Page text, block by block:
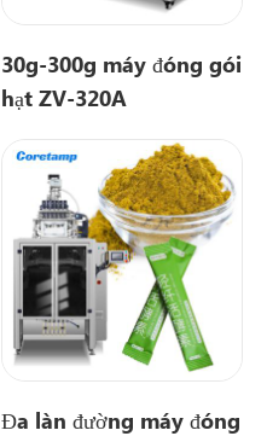
30g-300g máy đóng gói
hạt ZV-320A
Đa làn đường máy đóng